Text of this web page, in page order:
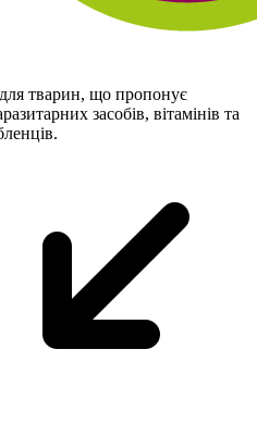
тварин, що пропонує
засобів, вітамінів та